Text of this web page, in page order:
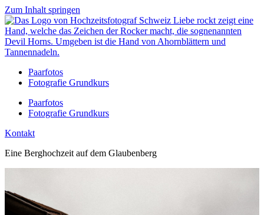
Zum Inhalt springen
Paarfotos
Fotografie Grundkurs
Paarfotos
Fotografie Grundkurs
Kontakt
Eine Berghochzeit auf dem Glaubenberg